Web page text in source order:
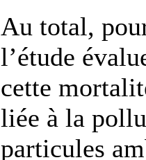
Au total,
l’étude
cette
liée à la
particules